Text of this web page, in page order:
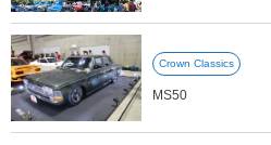
Crown Classics
MS50